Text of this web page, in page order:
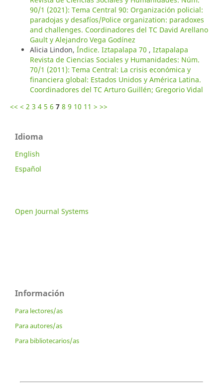
90/1 (2021): Tema Central 90: Organización policial:
paradojas y desafíos/Police organization: paradoxes
and challenges. Coordinadores del TC David Arellano
Gault y Alejandro Vega Godínez
Alicia Lindon, Índice. Iztapalapa 70 , Iztapalapa
Revista de Ciencias Sociales y Humanidades: Núm.
70/1 (2011): Tema Central: La crisis económica y
financiera global: Estados Unidos y América Latina.
Coordinadores del TC Arturo Guillén; Gregorio Vidal
<< < 2 3 4 5 6 7 8 9 10 11 > >>
Idioma
English
Español
Open Journal Systems
Información
Para lectores/as
Para autores/as
Para bibliotecarios/as